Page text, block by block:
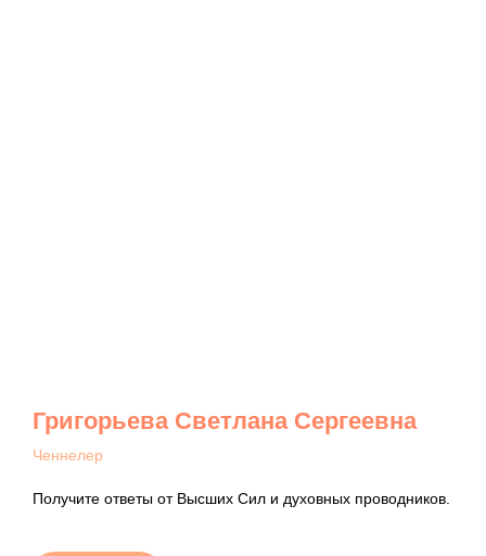
Григорьева Светлана Сергеевна
Ченнелер
Получите ответы от Высших Сил и духовных проводников.